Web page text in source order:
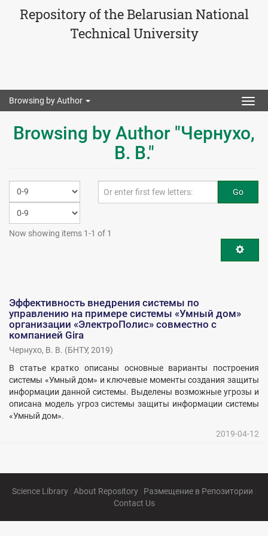
Repository of the Belarusian National
Technical University
Browsing by Author
Browsing by Author "Чернухо,
В. В."
Go
Now showing items 1-1 of 1
Эффективность внедрения системы по
управлению на примере системы «Умный дом»
организации «ЭлектроПолис» совместно с
компанией Gira
Чернухо, В. В. (БНТУ, 2019)
В статье кратко описаны основные варианты построения
системы «Умный дом» и ключевые моменты создания защиты
информации данной системы. Выделены возможные угрозы и
описана модель угроз системы защиты информации системы
«Умный дом».
2019-04-12
Science Library| About Repository| Размещение в Репозитории
Contact Us